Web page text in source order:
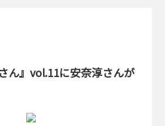
ん』vol.11に安奈淳さんが